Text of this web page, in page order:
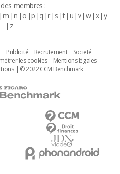
membres :
m n o p q r s t u v w x y
z
Publicité Recrutement
Societé
les cookies
Mentions légales
© 2022 CCM Benchmark